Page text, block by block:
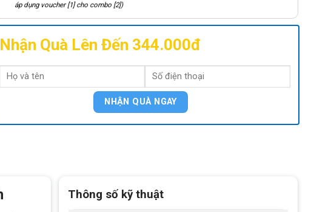
áp dụng voucher [1] cho combo [2])
Nhận Quà Lên Đến 344.000đ
Thông số kỹ thuật